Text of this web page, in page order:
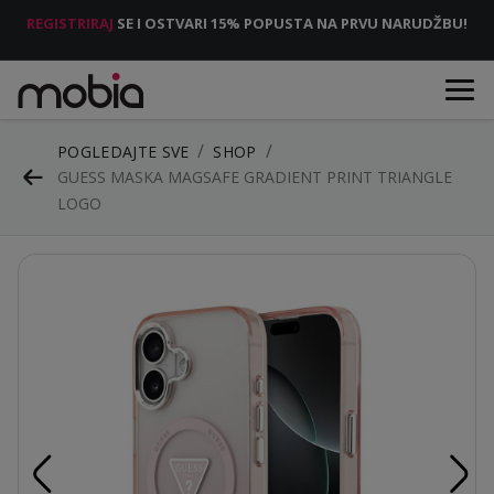
REGISTRIRAJ SE I OSTVARI 15% POPUSTA NA PRVU NARUDŽBU!
POGLEDAJTE SVE
SHOP
GUESS MASKA MAGSAFE GRADIENT PRINT TRIANGLE
LOGO